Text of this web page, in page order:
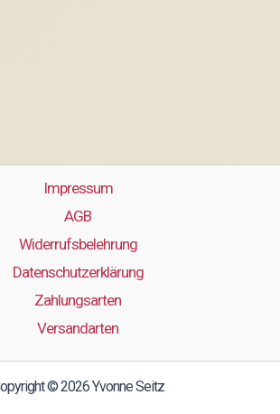
Impressum
AGB
Widerrufsbelehrung
Datenschutzerklärung
Zahlungsarten
Versandarten
© 2026 Yvonne Seitz